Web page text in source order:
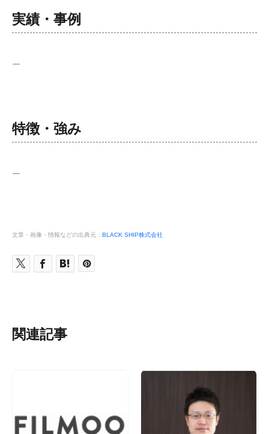
実績・事例
ー
特徴・強み
ー
文章・画像・情報などの出典元： BLACK SHIP株式会社
関連記事